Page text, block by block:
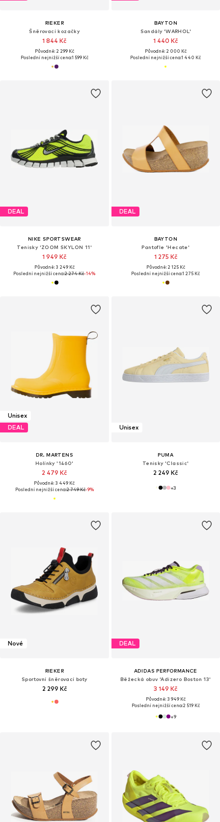
RIEKER
Šněrovací kozačky
1 844 Kč
Původně: 2 299 Kč
Poslední nejnižší cena:1 599 Kč
BAYTON
Sandály 'WARHOL'
1 440 Kč
Původně: 2 000 Kč
Poslední nejnižší cena:1 440 Kč
DEAL
NIKE SPORTSWEAR
Tenisky 'ZOOM SKYLON 11'
1 949 Kč
Původně: 3 249 Kč
Poslední nejnižší cena:2 274 Kč-14%
DEAL
BAYTON
Pantofle 'Hecate'
1 275 Kč
Původně: 2 125 Kč
Poslední nejnižší cena:1 275 Kč
Unisex
DEAL
DR. MARTENS
Holínky '1460'
2 479 Kč
Původně: 3 449 Kč
Poslední nejnižší cena:2 749 Kč-9%
Unisex
PUMA
Tenisky 'Classic'
2 249 Kč
+3
Nové
RIEKER
Sportovní šněrovací boty
2 299 Kč
DEAL
ADIDAS PERFORMANCE
Běžecká obuv 'Adizero Boston 13'
3 149 Kč
Původně: 3 949 Kč
Poslední nejnižší cena:2 519 Kč
+9